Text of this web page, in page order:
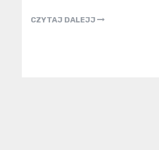
CZYTAJ DALEJJ